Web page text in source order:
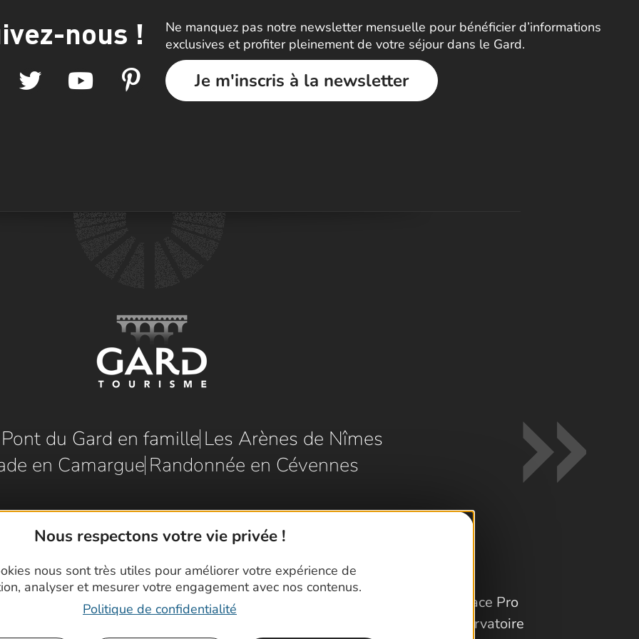
Nous respectons votre vie privée !
nous sont très utiles pour améliorer votre expérience de
analyser et mesurer votre engagement avec nos contenus.
Politique de confidentialité
nous !
Ne manquez pas notre newsletter mensuelle pour bénéficier d’informations
exclusives et profiter pleinement de votre séjour dans le Gard.
Je m'inscris à la newsletter
du Gard en famille Les Arènes de Nîmes
en Camargue Randonnée en Cévennes
Espace Pro
Observatoire